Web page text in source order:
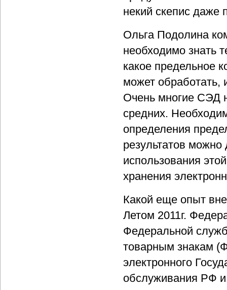
некий скепис
Ольга Подолина
необходимо знать
какое предельное
может обработать,
Очень многие СЭД
средних.
определения
результатов
использования
хранения
Какой еще опыт
Летом 2011г.
Федеральной
товарным знакам
электронного
обслуживания РФ